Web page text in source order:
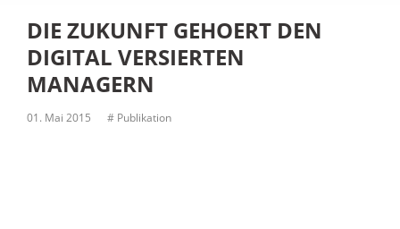
DIE ZUKUNFT GEHOERT DEN
DIGITAL VERSIERTEN
MANAGERN
01. Mai 2015 # Publikation